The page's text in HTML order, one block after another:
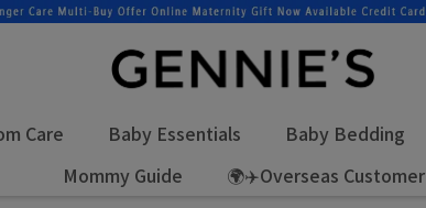
Care Baby Essentials Baby Bedding
Mommy Guide
🌍✈️Overseas Customer